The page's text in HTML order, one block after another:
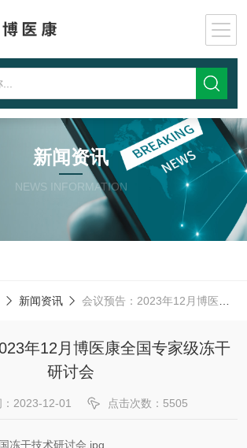
新闻资讯
NEWS INFORMATION
新闻资讯 会议预告：2023年12月博医康全国专家级冻干研讨会
年12月博医康全国专家级冻干
研讨会
2023-12-01 点击次数：5505